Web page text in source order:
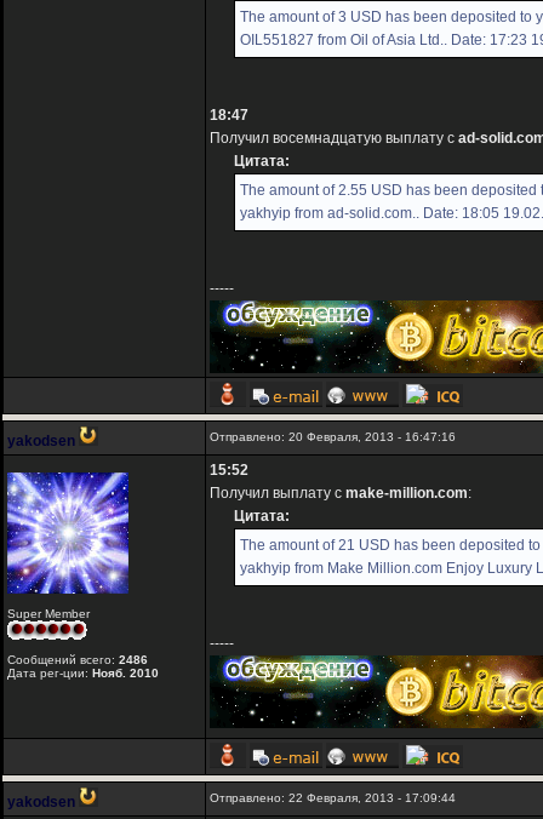
The amount of 3 USD has been deposited to
OIL551827 from Oil of Asia Ltd.. Date: 17:23
18:47
Получил восемнадцатую выплату с ad-
Цитата:
The amount of 2.55 USD has been
yakhyip from ad-solid.com.. Date: 18:05
-----
yakodsen Отправлено: 20 Февраля, 2013 - 16:47:16
Super Member
Сообщений всего: 2486
Дата рег-ции: Нояб. 2010
15:52
Получил выплату с make-million.com:
Цитата:
The amount of 21 USD has been deposited
yakhyip from Make Million.com Enjoy Luxury
-----
yakodsen Отправлено: 22 Февраля, 2013 - 17:09:44